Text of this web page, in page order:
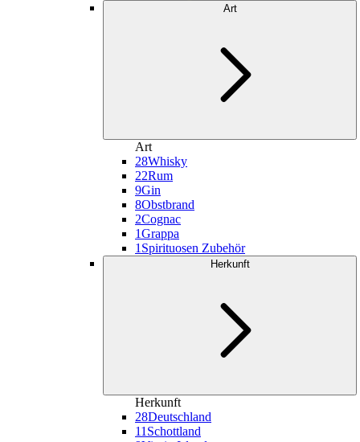
Art
Art
28Whisky
22Rum
9Gin
8Obstbrand
2Cognac
1Grappa
1 Spirituosen Zubehör
Herkunft
Herkunft
28Deutschland
11 Schottland